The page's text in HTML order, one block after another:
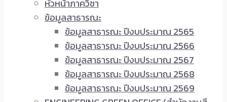
หัวหน้าภาควิชา
ข้อมูลสาธารณะ
ข้อมูลสาธารณะ ปีงบประมาณ 2565
ข้อมูลสาธารณะ ปีงบประมาณ 2566
ข้อมูลสาธารณะ ปีงบประมาณ 2567
ข้อมูลสาธารณะ ปีงบประมาณ 2568
ข้อมูลสาธารณะ ปีงบประมาณ 2569